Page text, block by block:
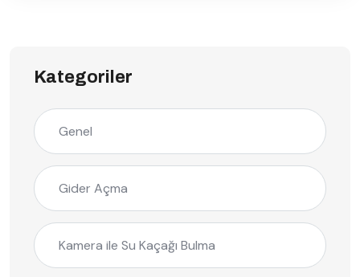
Kategoriler
Genel
Gider Açma
Kamera ile Su Kaçağı Bulma